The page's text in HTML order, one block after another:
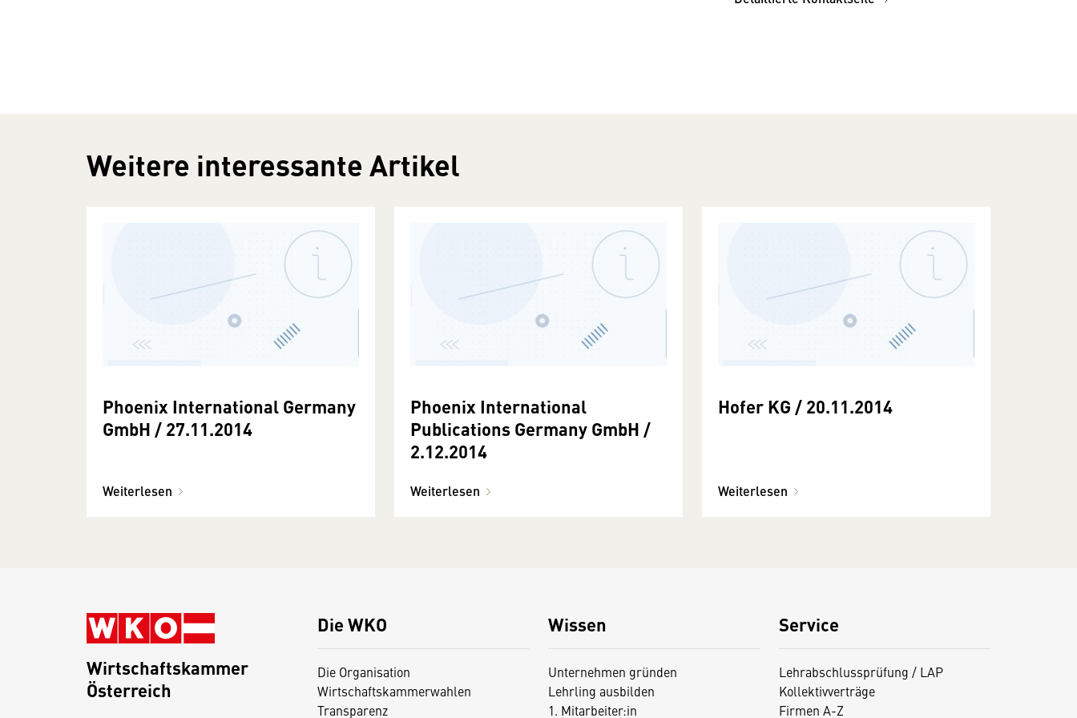
Weitere interessante Artikel
Phoenix International Germany
GmbH / 27.11.2014
Weiterlesen
Phoenix International
Publications Germany GmbH /
2.12.2014
Weiterlesen
Hofer KG / 20.11.2014
Weiterlesen
Die WKO
Die Organisation
Wirtschaftskammerwahlen
Transparenz
Wissen
Unternehmen gründen
Lehrling ausbilden
1. Mitarbeiter:in
Service
Lehrabschlussprüfung / LAP
Kollektivverträge
Firmen A-Z
Wirtschaftskammer
Österreich